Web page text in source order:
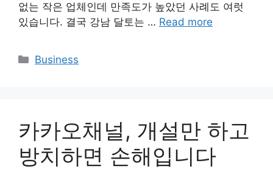
없는 작은 업체인데 만족도가 높았던 사례도 여럿
있습니다. 결국 강남 달토는 … Read more
Categories
Business
카카오채널, 개설만 하고
방치하면 손해입니다